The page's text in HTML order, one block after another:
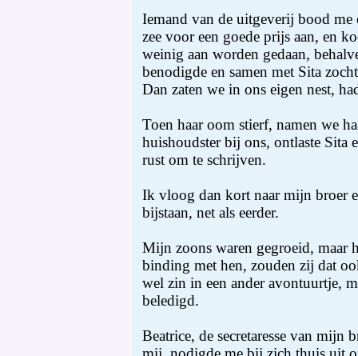
Iemand van de uitgeverij bood me
zee voor een goede prijs aan, en
weinig aan worden gedaan,
benodigde en samen met Sita
Dan zaten we in ons eigen nest,
Toen haar oom stierf, namen we
huishoudster bij ons, ontlaste Sita
rust om te schrijven.
Ik vloog dan kort naar mijn broer
bijstaan, net als eerder.
Mijn zoons waren gegroeid, maar
binding met hen, zouden zij dat
wel zin in een ander avontuurtje,
beledigd.
Beatrice, de secretaresse van mijn